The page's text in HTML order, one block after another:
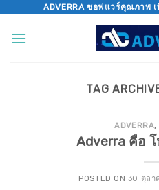
content
ADVERRA ซอฟแวร์คุณภาพ
TAG
ADVERRA,
Adverra คือ
POSTED ON 30 ตุลา